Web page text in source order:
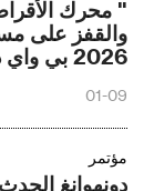
" محرك
والقفز على
2026 بي
القمة الذي عقد
01-09
مؤتمر
دونهوانغ